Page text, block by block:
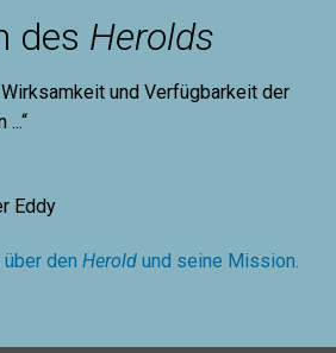
des Herolds
und Verfügbarkeit der
den Herold und seine Mission.